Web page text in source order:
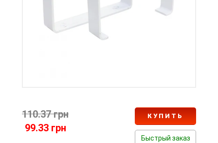
110.37 грн
99.33 грн
Быстрый заказ
КУПИТЬ